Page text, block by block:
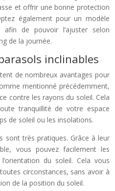
et offrir une bonne protection
également pour un modèle
afin de pouvoir l’ajuster selon
de la journée.
inclinables
de nombreux avantages pour
mentionné précédemment,
contre les rayons du soleil. Cela
tranquillité de votre espace
de soleil ou les insolations.
sont très pratiques. Grâce à leur
vous pouvez facilement les
du soleil. Cela vous
circonstances, sans avoir à
de la position du soleil.